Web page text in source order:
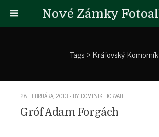
Nové Zámky
Tags › Kráľovský Komorník
28 FEBRUÁRA, 2013 • BY DOMINIK HORVATH
Gróf Adam Forgách